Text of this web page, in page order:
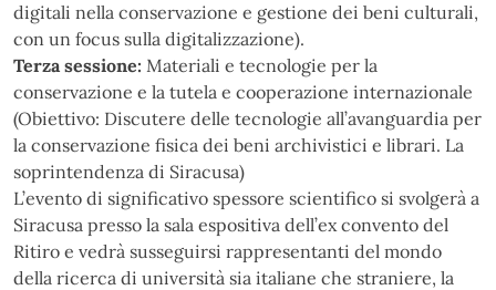
digitali nella conservazione e gestione dei beni culturali,
con un focus sulla digitalizzazione).
Terza sessione: Materiali e tecnologie per la
conservazione e la tutela e cooperazione internazionale
(Obiettivo: Discutere delle tecnologie all’avanguardia per
la conservazione fisica dei beni archivistici e librari. La
soprintendenza di Siracusa)
L’evento di significativo spessore scientifico si svolgerà a
Siracusa presso la sala espositiva dell’ex convento del
Ritiro e vedrà susseguirsi rappresentanti del mondo
della ricerca di università sia italiane che straniere, la